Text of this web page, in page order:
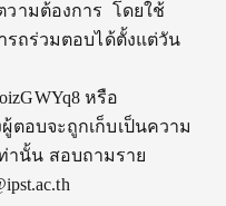
วามต้องการ โดยใช้
รถร่วมตอบได้ตั้งแต่วัน
หรือ
ตอบจะถูกเก็บเป็นความ
านั้น สอบถามราย